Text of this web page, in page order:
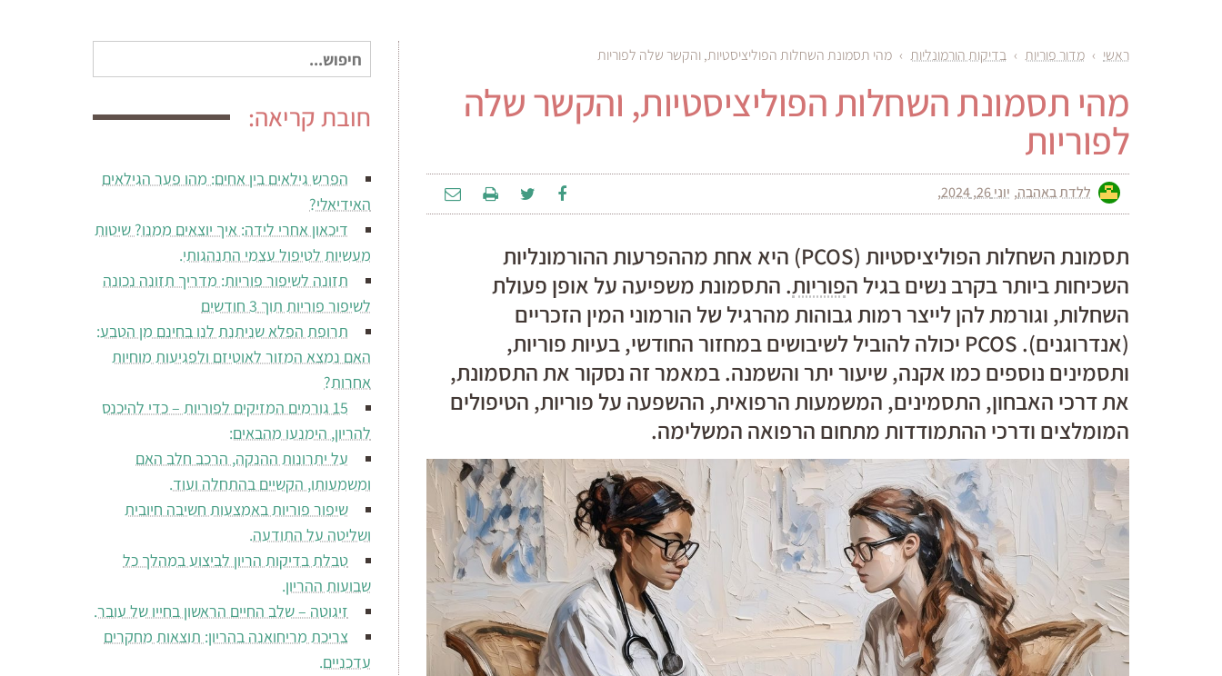
ראשי › מדור פוריות › בדיקות הורמונליות › מהי תסמונת השחלות הפוליציסטיות, והקשר שלה לפוריות
מהי תסמונת השחלות הפוליציסטיות, והקשר שלה
לפוריות
ללדת באהבה יוני 26, 2024
תסמונת השחלות הפוליציסטיות (PCOS) היא אחת מההפרעות ההורמונליות
השכיחות ביותר בקרב נשים בגיל הפוריות. התסמונת משפיעה על אופן פעולת
השחלות, וגורמת להן לייצר רמות גבוהות מהרגיל של הורמוני המין הזכריים
(אנדרוגנים). PCOS יכולה להוביל לשיבושים במחזור החודשי, בעיות פוריות,
ותסמינים נוספים כמו אקנה, שיעור יתר והשמנה. במאמר זה נסקור את התסמונת,
את דרכי האבחון, התסמינים, המשמעות הרפואית, ההשפעה על פוריות, הטיפולים
המומלצים ודרכי ההתמודדות מתחום הרפואה המשלימה.
חיפוש
עבור:
חובת קריאה:
הפרש גילאים בין אחים: מהו פער הגילאים
האידיאלי?
דיכאון אחרי לידה: איך יוצאים ממנו? שיטות
מעשיות לטיפול עצמי התנהגותי.
תזונה לשיפור פוריות: מדריך תזונה נכונה
לשיפור פוריות תוך 3 חודשים
תרופת הפלא שניתנת לנו בחינם מן הטבע:
האם נמצא המזור לאוטיזם ולפגיעות מוחיות
אחרות?
15 גורמים המזיקים לפוריות – כדי להיכנס
להריון, הימנעו מהבאים:
על יתרונות ההנקה, הרכב חלב האם
ומשמעותו, הקשיים בהתחלה ועוד.
שיפור פוריות באמצעות חשיבה חיובית
ושליטה על התודעה.
טבלת בדיקות הריון לביצוע במהלך כל
שבועות ההריון.
זיגוטה – שלב החיים הראשון בחייו של עובר.
צריכת מריחואנה בהריון: תוצאות מחקרים
עדכניים.